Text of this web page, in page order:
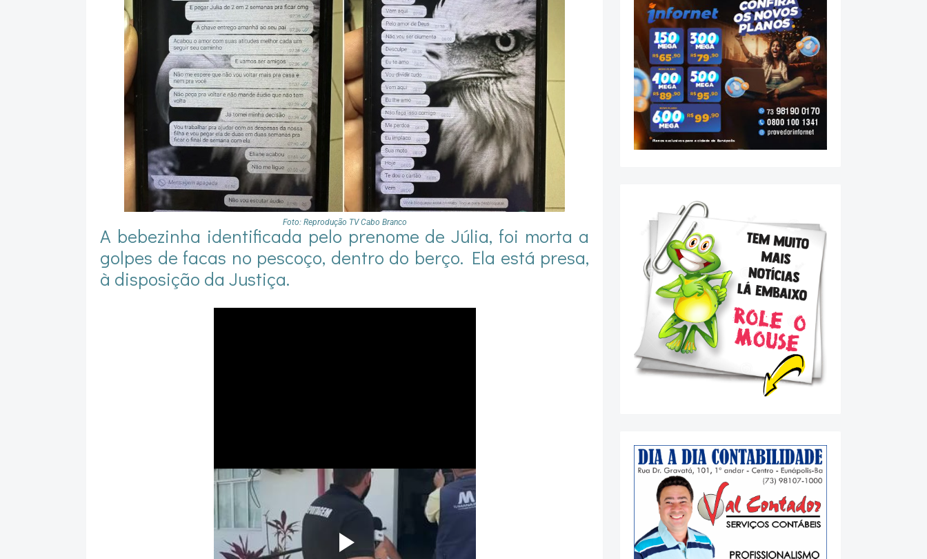
Foto: Reprodução TV Cabo Branco
A bebezinha identificada pelo prenome de Júlia, foi morta a
golpes de facas no pescoço, dentro do berço. Ela está presa,
à disposição da Justiça.